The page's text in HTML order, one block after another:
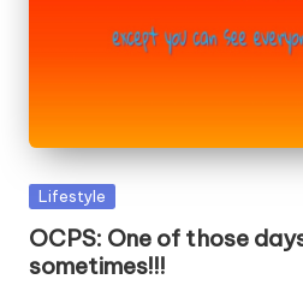
Geplaatst
Lifestyle
OCPS: One of those
sometimes!!!